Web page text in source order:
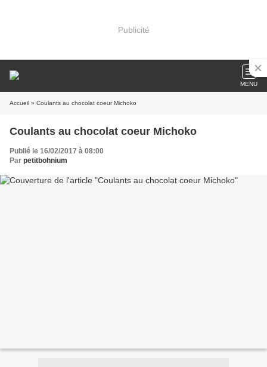
Publicité
MENU
Accueil » Coulants au chocolat coeur Michoko
Coulants au chocolat coeur Michoko
Publié le 16/02/2017 à 08:00
Par petitbohnium